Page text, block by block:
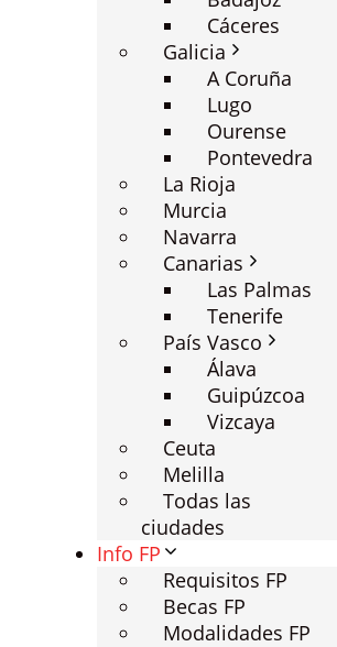
Cáceres
Galicia
A Coruña
Lugo
Ourense
Pontevedra
La Rioja
Murcia
Navarra
Canarias
Las Palmas
Tenerife
País Vasco
Álava
Guipúzcoa
Vizcaya
Ceuta
Melilla
Todas las
ciudades
Info FP
Requisitos FP
Becas FP
Modalidades FP